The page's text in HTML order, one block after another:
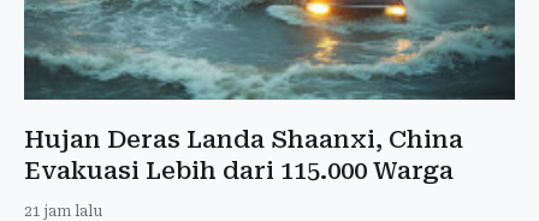
Hujan Deras Landa Shaanxi, China
Evakuasi Lebih dari 115.000 Warga
21 jam lalu